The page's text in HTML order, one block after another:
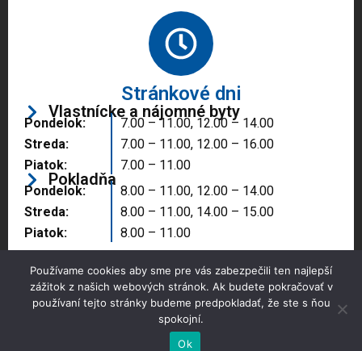
Stránkové dni
Vlastnícke a nájomné byty
Pondelok:
Streda:
Piatok:
7.00 – 11.00, 12.00 – 14.00
7.00 – 11.00, 12.00 – 16.00
7.00 – 11.00
Pokladňa
Pondelok:
Streda:
Piatok:
8.00 – 11.00, 12.00 – 14.00
8.00 – 11.00, 14.00 – 15.00
8.00 – 11.00
Copyright © 2025 Správa majetku mesta, n.o.,
Partizánske
Používame cookies aby sme pre vás zabezpečili ten najlepší
zážitok z našich webových stránok. Ak budete pokračovať v
používaní tejto stránky budeme predpokladať, že ste s ňou
spokojní.
Ok